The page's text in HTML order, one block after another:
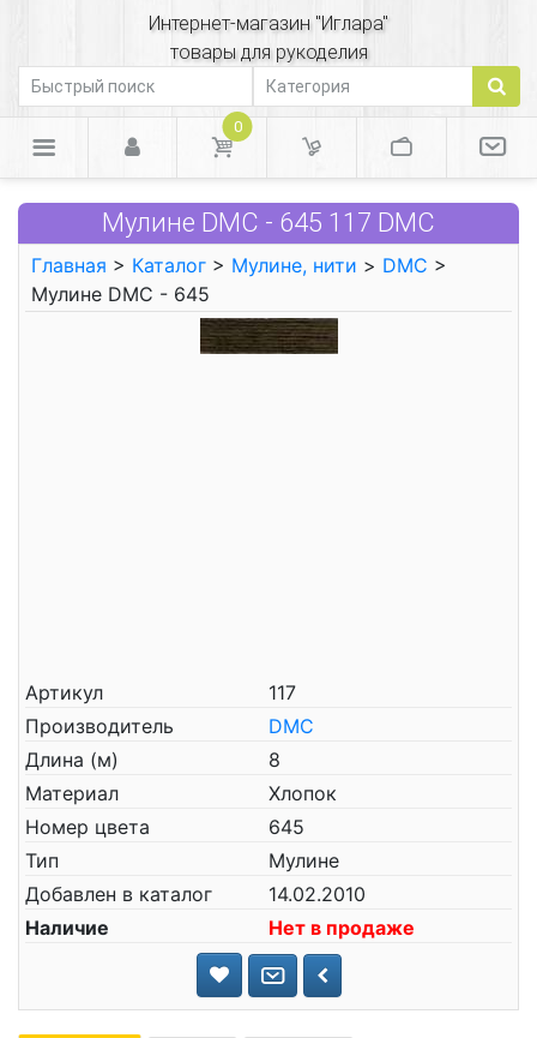
Интернет-магазин "Иглара"
товары для рукоделия
0
Мулине DMC - 645 117 DMC
Главная > Каталог > Мулине, нити > DMC >
Мулине DMC - 645
Артикул
117
Производитель
DMC
Длина (м)
8
Материал
Хлопок
Номер цвета
645
Тип
Мулине
Добавлен в каталог
14.02.2010
Наличие
Нет в продаже